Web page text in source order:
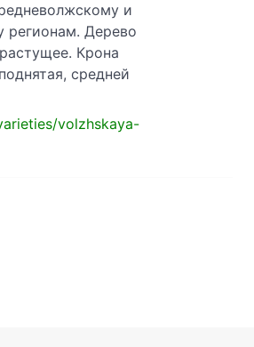
и
Дерево
Крона
средней
volzhskaya-